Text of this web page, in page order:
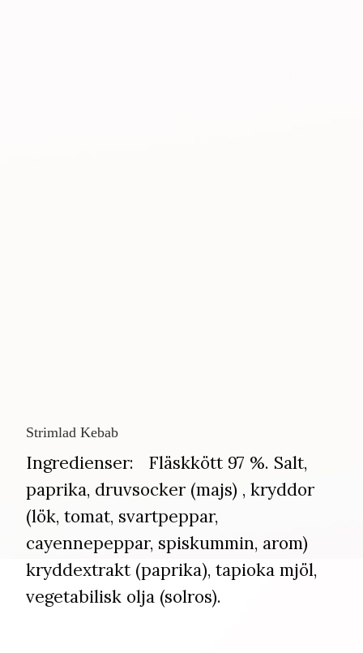
Strimlad Kebab
​​​​​​​Ingredienser: Fläskkött 97 %. Salt,
paprika, druvsocker (majs) , kryddor
(lök, tomat, svartpeppar,
cayennepeppar, spiskummin, arom)
kryddextrakt (paprika), tapioka mjöl,
vegetabilisk olja (solros).